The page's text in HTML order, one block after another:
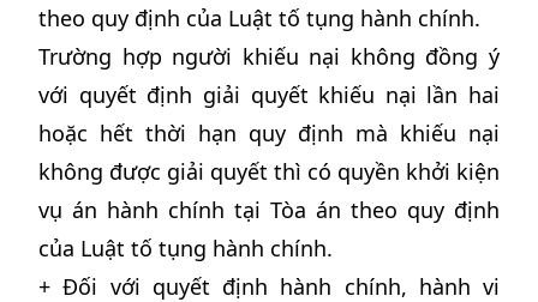
theo quy định của Luật tố tụng hành chính.
Trường hợp người khiếu nại không đồng ý
với quyết định giải quyết khiếu nại lần hai
hoặc hết thời hạn quy định mà khiếu nại
không được giải quyết thì có quyền khởi kiện
vụ án hành chính tại Tòa án theo quy định
của Luật tố tụng hành chính.
+ Đối với quyết định hành chính, hành vi